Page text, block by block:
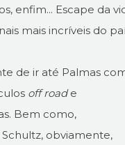
enfim... Escape da
mais incríveis do
de ir até Palmas
off roade
Bem como,
obviamente,